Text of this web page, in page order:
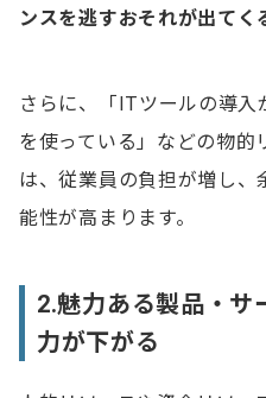
ンスを逃すおそれが出てく
さらに、「ITツールの導入
を使っている」などの物的
は、従業員の負担が増し、
能性が高まります。
2.魅力ある製品・サ
力が下がる